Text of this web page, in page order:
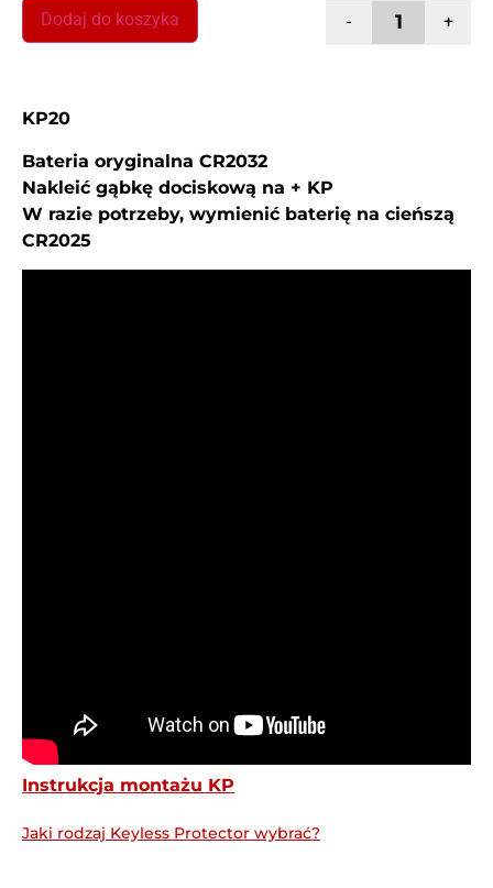
- +
Dodaj do koszyka
KP20
Bateria oryginalna CR2032
Nakleić gąbkę dociskową na + KP
W razie potrzeby, wymienić baterię na cieńszą
CR2025
Instrukcja montażu KP
Jaki rodzaj Keyless Protector wybrać?